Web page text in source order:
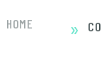
HOME
»